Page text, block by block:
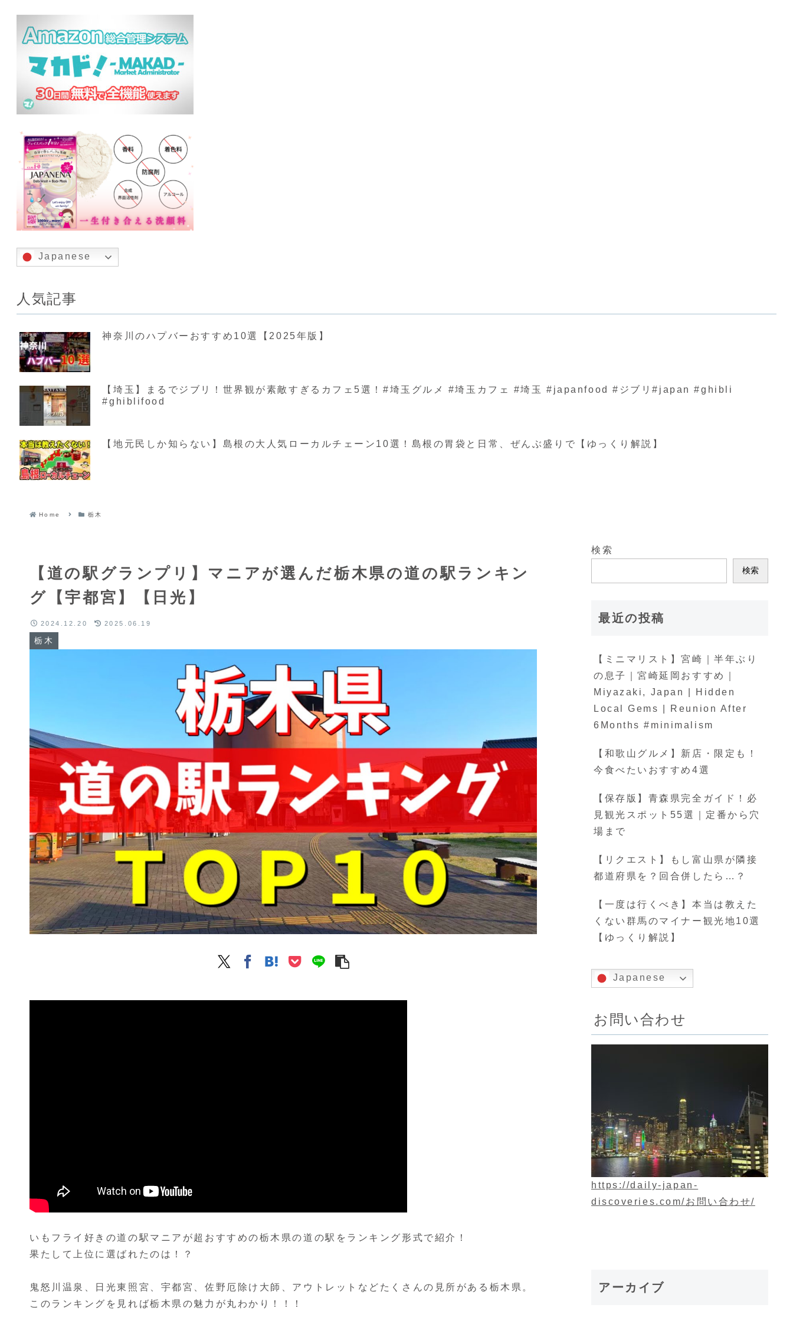
Japanese
人気記事
神奈川のハプバーおすすめ10選【2025年版】
【埼玉】まるでジブリ！世界観が素敵すぎるカフェ5選！#埼玉グルメ #埼玉カフェ #埼玉 #japanfood #ジブリ#japan #ghibli
#ghiblifood
【地元民しか知らない】島根の大人気ローカルチェーン10選！島根の胃袋と日常、ぜんぶ盛りで【ゆっくり解説】
Home 栃木
【道の駅グランプリ】マニアが選んだ栃木県の道の駅ランキン
グ【宇都宮】【日光】
栃木
2024.12.20 2025.06.19
いもフライ好きの道の駅マニアが超おすすめの栃木県の道の駅をランキング形式で紹介！
果たして上位に選ばれたのは！？
鬼怒川温泉、日光東照宮、宇都宮、佐野厄除け大師、アウトレットなどたくさんの見所がある栃木県。
このランキングを見れば栃木県の魅力が丸わかり！！！
検索
検索
最近の投稿
【ミニマリスト】宮崎｜半年ぶり
の息子｜宮崎延岡おすすめ｜
Miyazaki, Japan | Hidden
Local Gems | Reunion After
6Months #minimalism
【和歌山グルメ】新店・限定も！
今食べたいおすすめ4選
【保存版】青森県完全ガイド！必
見観光スポット55選｜定番から穴
場まで
【リクエスト】もし富山県が隣接
都道府県を？回合併したら…？
【一度は行くべき】本当は教えた
くない群馬のマイナー観光地10選
【ゆっくり解説】
Japanese
お問い合わせ
https://daily-japan-
discoveries.com/お問い合わせ/
アーカイブ